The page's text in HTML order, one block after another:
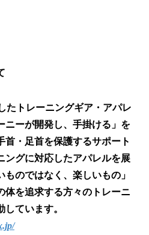
たトレーニングギア・アパレ
ニーが開発し、手掛ける」を
首・足首を保護するサポート
ングに対応したアパレルを展
のではなく、楽しいもの」
体を追求する方々のトレーニ
ています。